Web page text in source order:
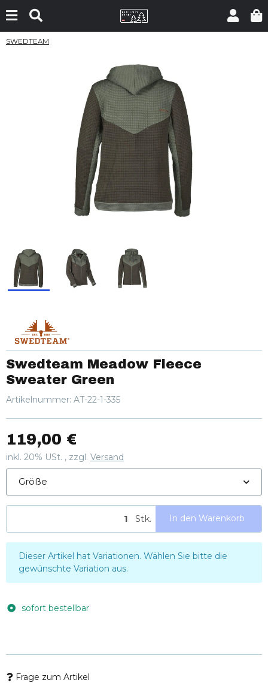
SWEDTEAM
Swedteam Meadow Fleece
Sweater Green
Artikelnummer: AT-22-1-335
119,00 €
inkl. 20% USt. , zzgl. Versand
Größe
Stk. In den Warenkorb
xDieser Artikel hat Variationen. Wählen Sie bitte die
gewünschte Variation aus.
sofort bestellbar
Frage zum Artikel